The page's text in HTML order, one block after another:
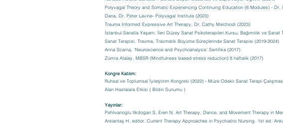
Polyvagal Theory and Somatic Experiencing Continuing Education (6 Modules) - Dr.
Dana, Dr. Peter Lavine- Polyvagal Institute (2023)
Trauma Informed Expressive Art Therapy, Dr. Cathy Malchiodi (2023)
İstanbul Sanatla Yaşam, İleri Düzey Sanat Psikoterapileri Kursu, Bağımlılık ve Sanat
Sanat Terapisi, Travma, Travmatik Büyüme Süreçlerinde Sanat Terapisi (2019-2024)
Anna Scarna, 'Neuroscience and Psychoanalysis' Sertifika (2017)
Zümra Atalay, MBSR (Mindfulness based stress reduction) 8 haftalık (2017)
Kongre Katılım:
Ruhsal ve Toplumsal İyileştirim Kongresi (2022) - Müze Odaklı Sanat Terapi
Alan Hastalara Etkisi ( Bildiri Sunumu )
Yayınlar:
Pehlivanoglu Ilkdogan S, Eren N. Art Therapy, Dance, and Movement Therapy in
Arslantaş H, editor. Current Therapy Approaches in Psychiatric Nursing. 1st ed.